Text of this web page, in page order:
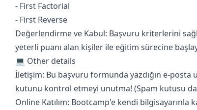
- First Factorial
- First Reverse
Değerlendirme ve Kabul: Başvuru kriterlerini
yeterli puanı alan kişiler ile eğitim sürecine
💻 Other details
İletişim: Bu başvuru formunda yazdığın e-
kutunu kontrol etmeyi unutma! (Spam kutusu
Online Katılım: Bootcamp'e kendi bilgisayarınla